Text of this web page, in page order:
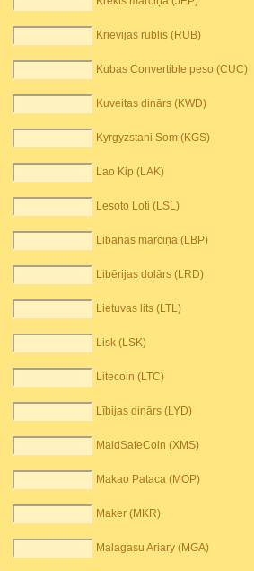
Krievijas rublis (RUB)
Kubas Convertible peso (CUC)
Kuveitas dinārs (KWD)
Kyrgyzstani Som (KGS)
Lao Kip (LAK)
Lesoto Loti (LSL)
Libānas mārciņa (LBP)
Libērijas dolārs (LRD)
Lietuvas lits (LTL)
Lisk (LSK)
Litecoin (LTC)
Lībijas dinārs (LYD)
MaidSafeCoin (XMS)
Makao Pataca (MOP)
Maker (MKR)
Malagasu Ariary (MGA)